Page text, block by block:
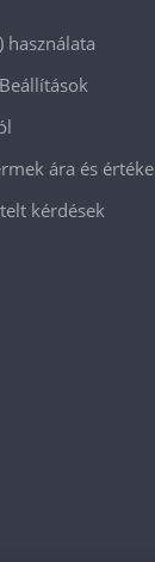
használata
Beállítások
ára és értéke
kérdések